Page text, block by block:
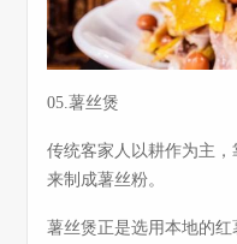
05.薯丝煲
传统客家人以耕作为主
来制成薯丝粉。
薯丝煲正是选用本地的